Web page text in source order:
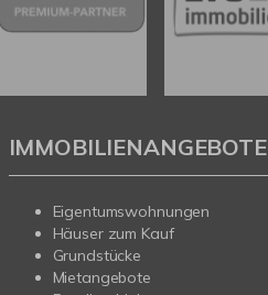
IMMOBILIENANGEBOTE
Eigentumswohnungen
Häuser zum Kauf
Grundstücke
Mietangebote